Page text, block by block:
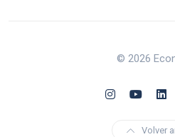
© 2026
Volver